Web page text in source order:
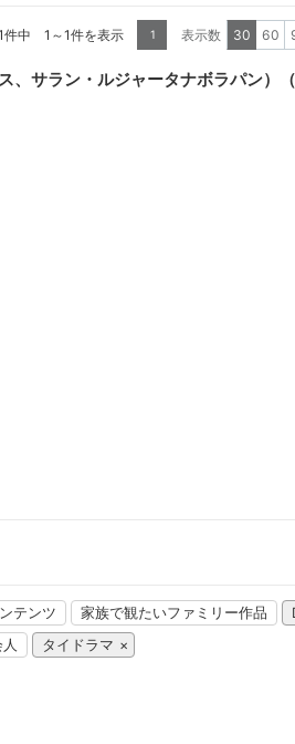
件中 1～1件を表示 1 表示数 30 60
サラン・ルジャータナボラパン）
テンツ 家族で観たいファミリー作品
タイドラマ